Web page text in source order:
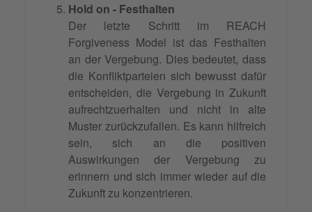
Hold on - Festhalten
Der letzte Schritt im REACH
Forgiveness Model ist das Festhalten
an der Vergebung. Dies bedeutet, dass
die Konfliktparteien sich bewusst dafür
entscheiden, die Vergebung in Zukunft
aufrechtzuerhalten und nicht in alte
Muster zurückzufallen. Es kann hilfreich
sein, sich an die positiven
Auswirkungen der Vergebung zu
erinnern und sich immer wieder auf die
Zukunft zu konzentrieren.